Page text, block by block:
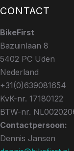
CONTACT
BikeFirst
Bazuinlaan 8
5402 PC Uden
Nederland
+31(0)639081654
KvK-nr. 17180122
BTW-nr.
Contactpersoon:
Dennis Jansen